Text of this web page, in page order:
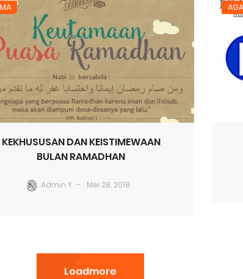
KEKHUSUSAN DAN KEISTIMEWAAN
BULAN RAMADHAN
Admin Y Mei 28, 2018
Loadmore